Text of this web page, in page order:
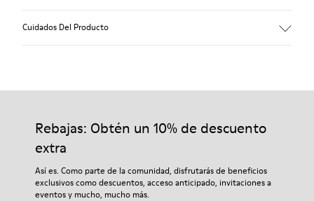
Forro: 59 % Textil (60% Nailon - 40% PU) 41 % Poliéster
Cuidados Del Producto
Nuestros zapatos se han fabricado con materiales de primera
garantizará que duren más tiempo.
Si deseas obtener información detallada sobre cómo cuidar de
tu par, visita nuestraGuía para el cuidado del calzado.
Rebajas: Obtén un 10% de descuento
extra
Así es. Como parte de la comunidad, disfrutarás de beneficios
exclusivos como descuentos, acceso anticipado, invitaciones a
eventos y mucho, mucho más.